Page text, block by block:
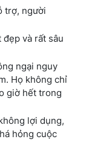
trợ, người
và rất sâu
ngại nguy
Họ không chỉ
giờ hết trong
lợi dụng,
hỏng cuộc